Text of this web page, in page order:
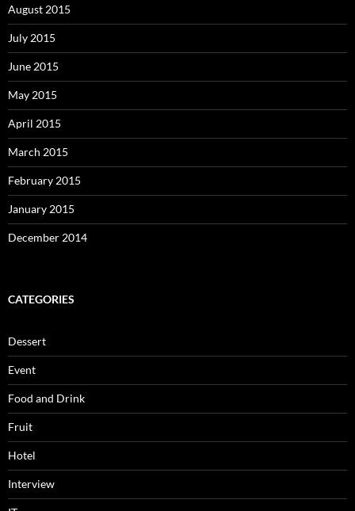
August 2015
July 2015
June 2015
May 2015
April 2015
March 2015
February 2015
January 2015
December 2014
CATEGORIES
Dessert
Event
Food and Drink
Fruit
Hotel
Interview